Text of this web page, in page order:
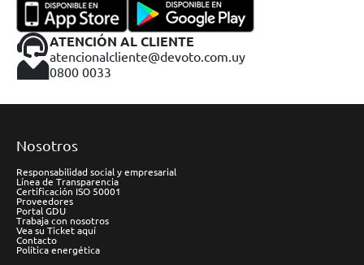
ATENCIÓN AL CLIENTE
atencionalcliente@devoto.com.uy
0800 0033
Nosotros
Responsabilidad social y empresarial
Línea de Transparencia
Certificación ISO 50001
Proveedores
Portal GDU
Trabaja con nosotros
Vea su Ticket aquí
Contacto
Política energética